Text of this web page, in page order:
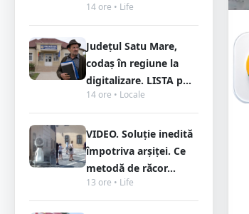
14 ore • Life
Județul Satu Mare,
codaș în regiune la
digitalizare. LISTA p...
14 ore • Locale
VIDEO. Soluție inedită
împotriva arșiței. Ce
metodă de răcor...
13 ore • Life